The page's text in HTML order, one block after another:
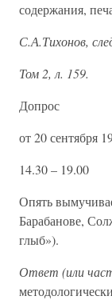
содержания,
С.А.Тихонов,
Том 2, л. 159.
Допрос
от 20 сентября
14.30 – 19.00
Опять
Барабанове,
глыб»).
Ответ (или